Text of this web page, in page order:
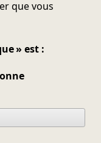
que vous
» est :